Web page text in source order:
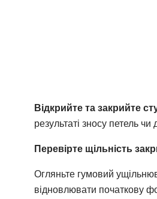
Відкрийте та закрийте
результаті зносу петель
Перевірте щільність
Огляньте гумовий
відновлювати початкову